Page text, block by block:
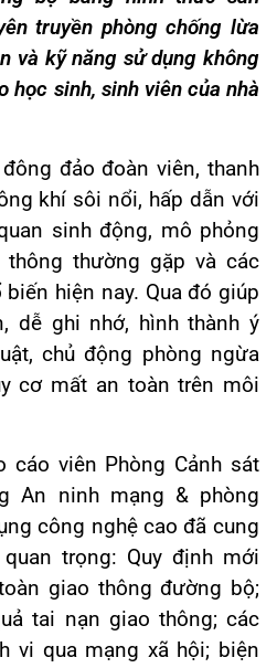
truyền phòng chống lừa
và kỹ năng sử dụng không
học sinh, sinh viên của nhà
đảo đoàn viên, thanh
khí sôi nổi, hấp dẫn với
sinh động, mô phỏng
thường gặp và các
hiện nay. Qua đó giúp
dễ ghi nhớ, hình thành ý
chủ động phòng ngừa
cơ mất an toàn trên môi
cáo viên Phòng Cảnh sát
An ninh mạng & phòng
công nghệ cao đã cung
trọng: Quy định mới
giao thông đường bộ;
tai nạn giao thông; các
vi qua mạng xã hội; biện